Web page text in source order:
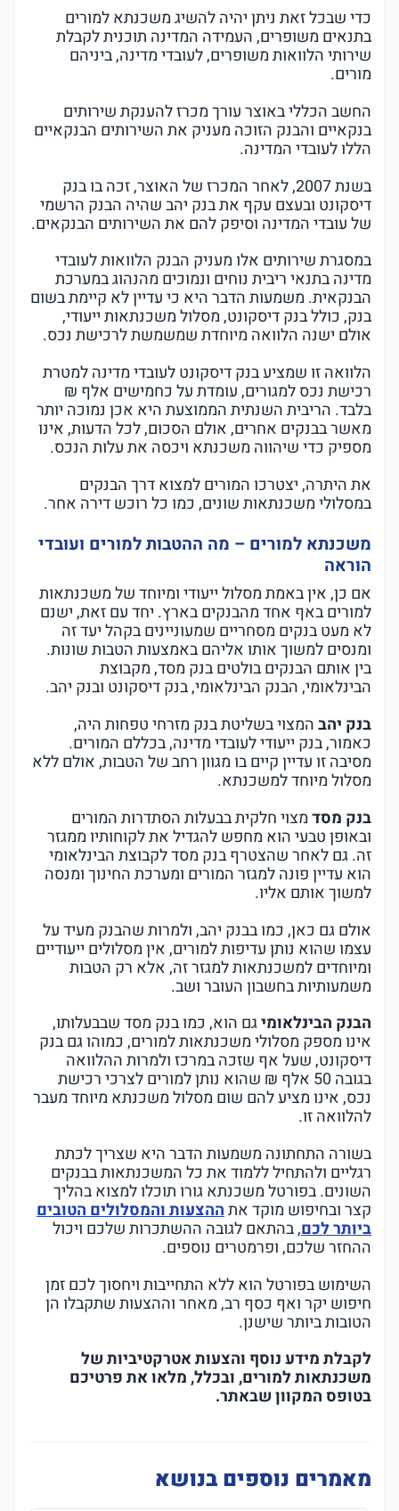
כדי שבכל זאת ניתן יהיה להשיג משכנתא למורים
בתנאים משופרים, העמידה המדינה תוכנית לקבלת
שירותי הלוואות משופרים, לעובדי מדינה, ביניהם
מורים.
החשב הכללי באוצר עורך מכרז להענקת שירותים
בנקאיים והבנק הזוכה מעניק את השירותים הבנקאיים
הללו לעובדי המדינה.
בשנת 2007, לאחר המכרז של האוצר, זכה בו בנק
דיסקונט ובעצם עקף את בנק יהב שהיה הבנק הרשמי
של עובדי המדינה וסיפק להם את השירותים הבנקאים.
במסגרת שירותים אלו מעניק הבנק הלוואות לעובדי
מדינה בתנאי ריבית נוחים ונמוכים מהנהוג במערכת
הבנקאית. משמעות הדבר היא כי עדיין לא קיימת בשום
בנק, כולל בנק דיסקונט, מסלול משכנתאות ייעודי,
אולם ישנה הלוואה מיוחדת שמשמשת לרכישת נכס.
הלוואה זו שמציע בנק דיסקונט לעובדי מדינה למטרת
רכישת נכס למגורים, עומדת על כחמישים אלף ₪
בלבד. הריבית השנתית הממוצעת היא אכן נמוכה יותר
מאשר בבנקים אחרים, אולם הסכום, לכל הדעות, אינו
מספיק כדי שיהווה משכנתא ויכסה את עלות הנכס.
את היתרה, יצטרכו המורים למצוא דרך הבנקים
במסלולי משכנתאות שונים, כמו כל רוכש דירה אחר.
משכנתא למורים – מה ההטבות למורים ועובדי
הוראה
אם כן, אין באמת מסלול ייעודי ומיוחד של משכנתאות
למורים באף אחד מהבנקים בארץ. יחד עם זאת, ישנם
לא מעט בנקים מסחריים שמעוניינים בקהל יעד זה
ומנסים למשוך אותו אליהם באמצעות הטבות שונות.
בין אותם הבנקים בולטים בנק מסד, מקבוצת
הבינלאומי, הבנק הבינלאומי, בנק דיסקונט ובנק יהב.
בנק יהבהמצוי בשליטת בנק מזרחי טפחות היה,
כאמור, בנק ייעודי לעובדי מדינה, בכללם המורים.
מסיבה זו עדיין קיים בו מגוון רחב של הטבות, אולם ללא
מסלול מיוחד למשכנתא.
בנק מסדמצוי חלקית בבעלות הסתדרות המורים
ובאופן טבעי הוא מחפש להגדיל את לקוחותיו ממגזר
זה. גם לאחר שהצטרף בנק מסד לקבוצת הבינלאומי
הוא עדיין פונה למגזר המורים ומערכת החינוך ומנסה
למשוך אותם אליו.
אולם גם כאן, כמו בבנק יהב, ולמרות שהבנק מעיד על
עצמו שהוא נותן עדיפות למורים, אין מסלולים ייעודיים
ומיוחדים למשכנתאות למגזר זה, אלא רק הטבות
משמעותיות בחשבון העובר ושב.
הבנק הבינלאומיגם הוא, כמו בנק מסד שבבעלותו,
אינו מספק מסלולי משכנתאות למורים, כמוהו גם בנק
דיסקונט, שעל אף שזכה במרכז ולמרות ההלוואה
בגובה 50 אלף ₪ שהוא נותן למורים לצרכי רכישת
נכס, אינו מציע להם שום מסלול משכנתא מיוחד מעבר
להלוואה זו.
בשורה התחתונה משמעות הדבר היא שצריך לכתת
רגליים ולהתחיל ללמוד את כל המשכנתאות בבנקים
השונים. בפורטל משכנתא גורו תוכלו למצוא בהליך
קצר ובחיפוש מוקד אתההצעות והמסלולים הטובים
ביותר לכם, בהתאם לגובה ההשתכרות שלכם ויכול
ההחזר שלכם, ופרמטרים נוספים.
השימוש בפורטל הוא ללא התחייבות ויחסוך לכם זמן
חיפוש יקר ואף כסף רב, מאחר וההצעות שתקבלו הן
הטובות ביותר שישנן.
לקבלת מידע נוסף והצעות אטרקטיביות של
משכנתאות למורים, ובכלל, מלאו את פרטיכם
בטופס המקוון שבאתר.
מאמרים נוספים בנושא